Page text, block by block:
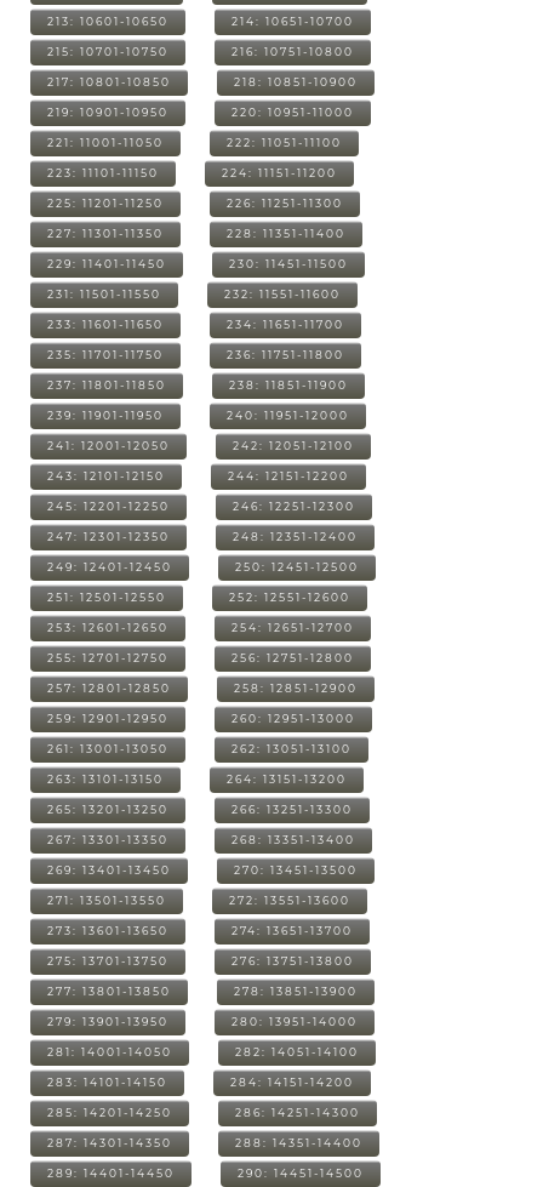
213: 10601-10650 214: 10651-10700
215: 10701-10750 216: 10751-10800
217: 10801-10850 218: 10851-10900
219: 10901-10950 220: 10951-11000
221: 11001-11050 222: 11051-11100
223: 11101-11150 224: 11151-11200
225: 11201-11250 226: 11251-11300
227: 11301-11350 228: 11351-11400
229: 11401-11450 230: 11451-11500
231: 11501-11550 232: 11551-11600
233: 11601-11650 234: 11651-11700
235: 11701-11750 236: 11751-11800
237: 11801-11850 238: 11851-11900
239: 11901-11950 240: 11951-12000
241: 12001-12050 242: 12051-12100
243: 12101-12150 244: 12151-12200
245: 12201-12250 246: 12251-12300
247: 12301-12350 248: 12351-12400
249: 12401-12450 250: 12451-12500
251: 12501-12550 252: 12551-12600
253: 12601-12650 254: 12651-12700
255: 12701-12750 256: 12751-12800
257: 12801-12850 258: 12851-12900
259: 12901-12950 260: 12951-13000
261: 13001-13050 262: 13051-13100
263: 13101-13150 264: 13151-13200
265: 13201-13250 266: 13251-13300
267: 13301-13350 268: 13351-13400
269: 13401-13450 270: 13451-13500
271: 13501-13550 272: 13551-13600
273: 13601-13650 274: 13651-13700
275: 13701-13750 276: 13751-13800
277: 13801-13850 278: 13851-13900
279: 13901-13950 280: 13951-14000
281: 14001-14050 282: 14051-14100
283: 14101-14150 284: 14151-14200
285: 14201-14250 286: 14251-14300
287: 14301-14350 288: 14351-14400
289: 14401-14450 290: 14451-14500